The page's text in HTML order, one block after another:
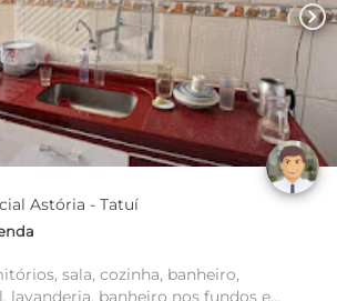
chevron_right
Casa em Residencial Astória - Tatuí
sala, cozinha, banheiro,
lavanderia, banheiro nos fundos e